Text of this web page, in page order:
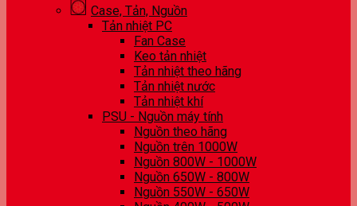
Case, Tản, Nguồn
Tản nhiệt PC
Fan Case
Keo tản nhiệt
Tản nhiệt theo hãng
Tản nhiệt nước
Tản nhiệt khí
PSU - Nguồn máy tính
Nguồn theo hãng
Nguồn trên 1000W
Nguồn 800W - 1000W
Nguồn 650W - 800W
Nguồn 550W - 650W